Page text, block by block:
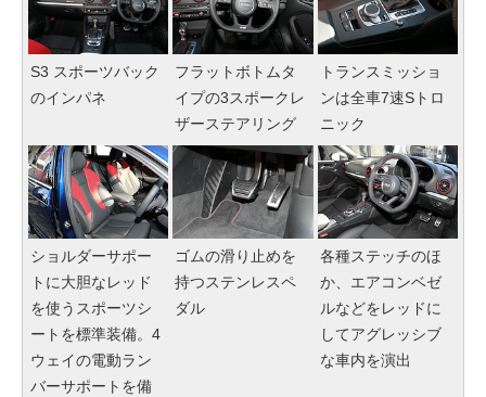
S3 スポーツバック
のインパネ
フラットボトムタ
イプの3スポークレ
ザーステアリング
トランスミッショ
ンは全車7速Sトロ
ニック
ショルダーサポー
トに大胆なレッド
を使うスポーツシ
ートを標準装備。4
ウェイの電動ラン
バーサポートを備
ゴムの滑り止めを
持つステンレスペ
ダル
各種ステッチのほ
か、エアコンベゼ
ルなどをレッドに
してアグレッシブ
な車内を演出